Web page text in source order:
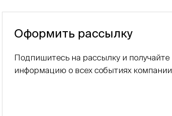
Оформить рассылку
Подпишитесь на рассылку и получайте
информацию о всех событиях компании